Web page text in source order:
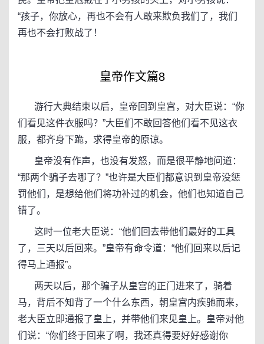
“孩子，你放心，再也不会有人敢来欺负我们了，我们
再也不会打败战了！
皇帝作文篇8
游行大典结束以后，皇帝回到皇宫，对大臣说：“你
们看见这件衣服吗？”大臣们不敢回答他们看不见这衣
服，都齐身下跪，求得皇帝的原谅。
皇帝没有作声，也没有发怒，而是很平静地问道：
“那两个骗子去哪了？”也许是大臣们都意识到皇帝没惩
罚他们，是想给他们将功补过的机会，他们也知道自己
错了。
这时一位老大臣说：“他们回去带他们最好的工具
了，三天以后回来。”皇帝有命令道：“他们回来以后记
得马上通报”。
两天以后，那个骗子从皇宫的正门进来了，骑着
马，背后不知背了一个什么东西，朝皇宫内疾驰而来，
老大臣立即通报了皇上，并带他们来见皇上。皇帝对他
们说：“你们终于回来了啊，我还真得要好好感谢你